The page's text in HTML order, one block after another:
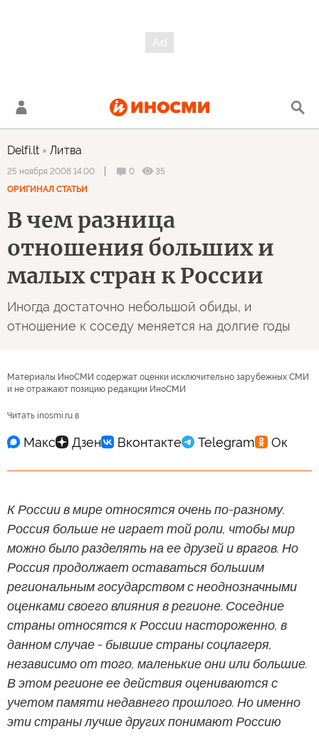
Delfi.lt Литва
25 ноября 2008 14:00 0
35
ОРИГИНАЛ СТАТЬИ
В чем разница
отношения больших и
малых стран к России
Иногда достаточно небольшой обиды, и
отношение к соседу меняется на долгие годы
Материалы ИноСМИ содержат оценки исключительно зарубежных СМИ
и не отражают позицию редакции ИноСМИ
Читать inosmi.ru в
К России в мире относятся очень по-разному.
Россия больше не играет той роли, чтобы мир
можно было разделять на ее друзей и врагов. Но
Россия продолжает оставаться большим
региональным государством с неоднозначными
оценками своего влияния в регионе. Соседние
страны относятся к России настороженно, в
данном случае - бывшие страны соцлагеря,
независимо от того, маленькие они или большие.
В этом регионе ее действия оцениваются с
учетом памяти недавнего прошлого. Но именно
эти страны лучше других понимают Россию